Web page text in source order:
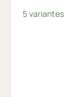
5 variantes